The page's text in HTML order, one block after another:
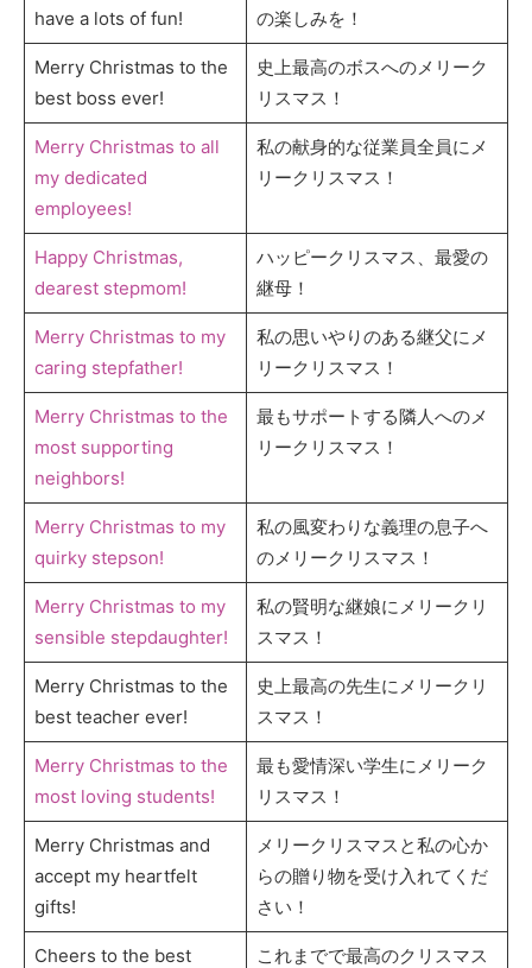
have a lots of fun!
の楽しみを！
Merry Christmas to the
best boss ever!
史上最高のボスへのメリーク
リスマス！
Merry Christmas to all
my dedicated
employees!
私の献身的な従業員全員にメ
リークリスマス！
Happy Christmas,
dearest stepmom!
ハッピークリスマス、最愛の
継母！
Merry Christmas to my
caring stepfather!
私の思いやりのある継父にメ
リークリスマス！
Merry Christmas to the
most supporting
neighbors!
最もサポートする隣人へのメ
リークリスマス！
Merry Christmas to my
quirky stepson!
私の風変わりな義理の息子へ
のメリークリスマス！
Merry Christmas to my
sensible stepdaughter!
私の賢明な継娘にメリークリ
スマス！
Merry Christmas to the
best teacher ever!
史上最高の先生にメリークリ
スマス！
Merry Christmas to the
most loving students!
最も愛情深い学生にメリーク
リスマス！
Merry Christmas and
accept my heartfelt
gifts!
メリークリスマスと私の心か
らの贈り物を受け入れてくだ
さい！
Cheers to the best
これまでで最高のクリスマス